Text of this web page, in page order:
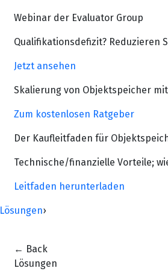
Webinar der Evaluator Group
Qualifikationsdefizit? Reduzieren
Jetzt ansehen
Skalierung von Objektspeicher
Zum kostenlosen Ratgeber
Der Kaufleitfaden für
Technische/finanzielle Vorteile;
Leitfaden herunterladen
Lösungen›
← Back
Lösungen